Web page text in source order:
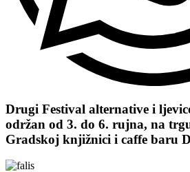
Drugi Festival alternative i
održan od 3. do 6. rujna, na
Gradskoj knjižnici i caffe baru